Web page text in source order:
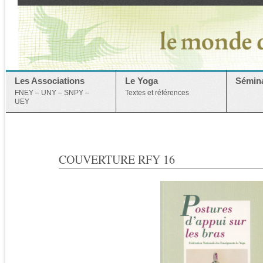
Les Associations
FNEY – UNY – SNPY –
UEY
Le Yoga
Textes et références
COUVERTURE RFY 16